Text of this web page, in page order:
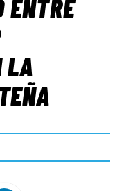
ENTRE
LA